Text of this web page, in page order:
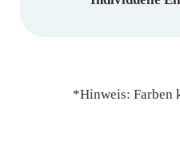
*Hinweis: Farben